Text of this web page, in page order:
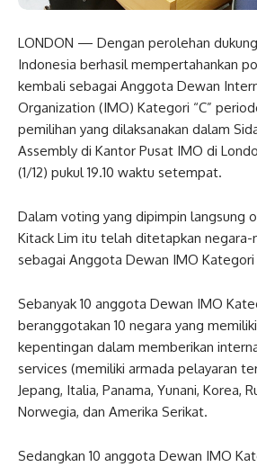
LONDON — Dengan perolehan
Indonesia berhasil mempertahankan
kembali sebagai Anggota Dewan
Organization (IMO) Kategori “C”
pemilihan yang dilaksanakan dalam
Assembly di Kantor Pusat IMO di
(1/12) pukul 19.10 waktu setempat.
Dalam voting yang dipimpin langsung
Kitack Lim itu telah ditetapkan
sebagai Anggota Dewan IMO Kategori
Sebanyak 10 anggota Dewan IMO
beranggotakan 10 negara yang
kepentingan dalam memberikan
services (memiliki armada pelayaran
Jepang, Italia, Panama, Yunani, Korea,
Norwegia, dan Amerika Serikat.
Sedangkan 10 anggota Dewan IMO